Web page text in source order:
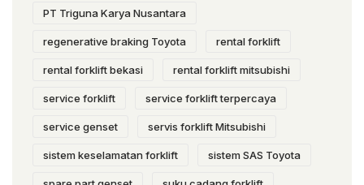
PT Triguna Karya Nusantara
regenerative braking Toyota rental forklift
rental forklift bekasi rental forklift mitsubishi
service forklift service forklift terpercaya
service genset servis forklift Mitsubishi
sistem keselamatan forklift sistem SAS Toyota